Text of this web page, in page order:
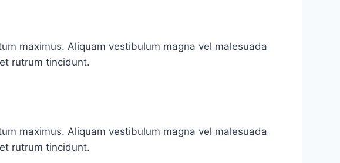
maximus. Aliquam vestibulum magna vel malesuada
rutrum tincidunt.
maximus. Aliquam vestibulum magna vel malesuada
rutrum tincidunt.